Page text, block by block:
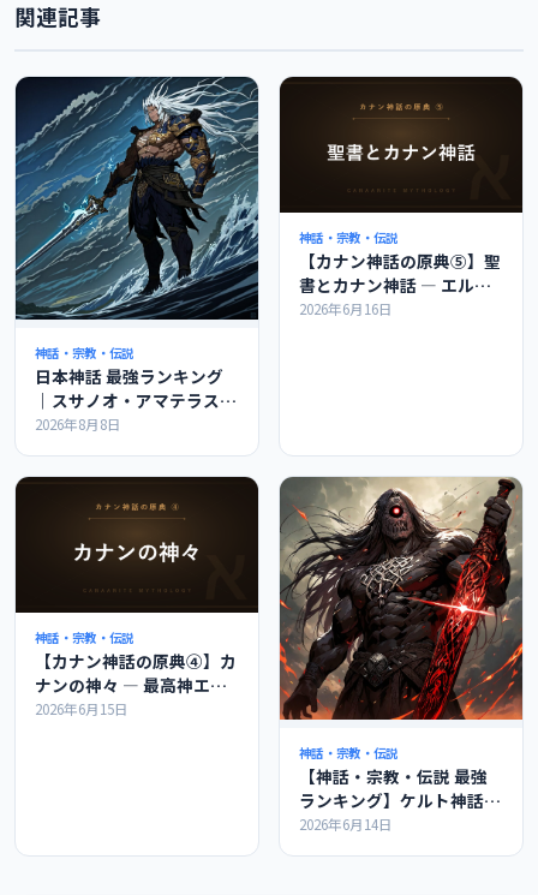
関連記事
神話・宗教・伝説
日本神話 最強ランキング
｜スサノオ・アマテラスは
世界で何位か
2026年8月8日
神話・宗教・伝説
【カナン神話の原典⑤】聖
書とカナン神話 ― エル・
バアル・レヴィアタンのつ
2026年6月16日
神話・宗教・伝説
【カナン神話の原典④】カ
ナンの神々 ― 最高神エル
とバアル、神々の会議を解
2026年6月15日
神話・宗教・伝説
【神話・宗教・伝説 最強
ランキング】ケルト神話の
最強ランキングの紹介
2026年6月14日